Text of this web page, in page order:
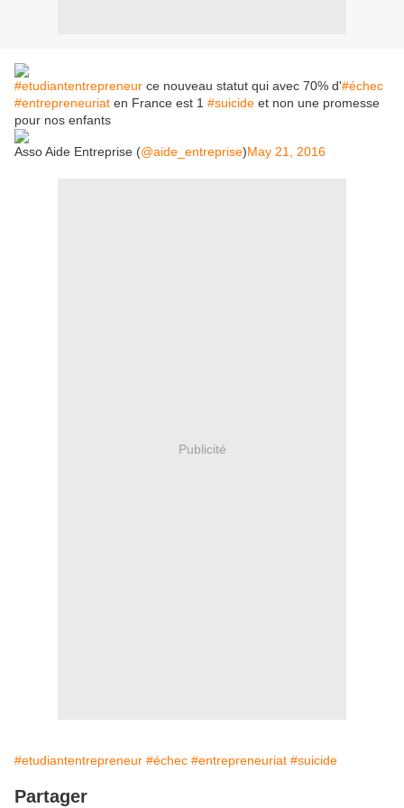
#etudiantentrepreneur ce nouveau statut qui avec 70% d'#échec
#entrepreneuriat en France est 1 #suicide et non une promesse
pour nos enfants
Asso Aide Entreprise (@aide_entreprise)May 21, 2016
Publicité
#etudiantentrepreneur #échec #entrepreneuriat #suicide
Partager